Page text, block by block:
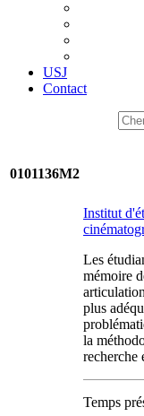
USJ
Contact
0101136M2
Institut
Les
mémoire
plus
la
recherche
Temps